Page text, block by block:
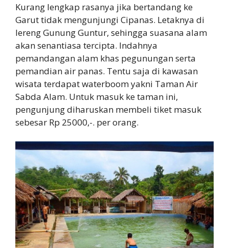
Kurang lengkap rasanya jika bertandang ke
Garut tidak mengunjungi Cipanas. Letaknya di
lereng Gunung Guntur, sehingga suasana alam
akan senantiasa tercipta. Indahnya
pemandangan alam khas pegunungan serta
pemandian air panas. Tentu saja di kawasan
wisata terdapat waterboom yakni Taman Air
Sabda Alam. Untuk masuk ke taman ini,
pengunjung diharuskan membeli tiket masuk
sebesar Rp 25000,-. per orang.